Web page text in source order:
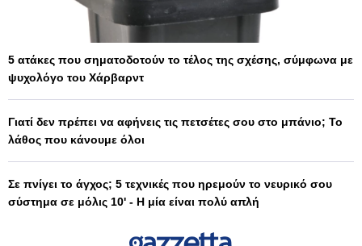
5 ατάκες που σηματοδοτούν το τέλος της σχέσης, σύμφωνα με
ψυχολόγο του Χάρβαρντ
Γιατί δεν πρέπει να αφήνεις τις πετσέτες σου στο μπάνιο; Το
λάθος που κάνουμε όλοι
Σε πνίγει το άγχος; 5 τεχνικές που ηρεμούν το νευρικό σου
σύστημα σε μόλις 10' - Η μία είναι πολύ απλή